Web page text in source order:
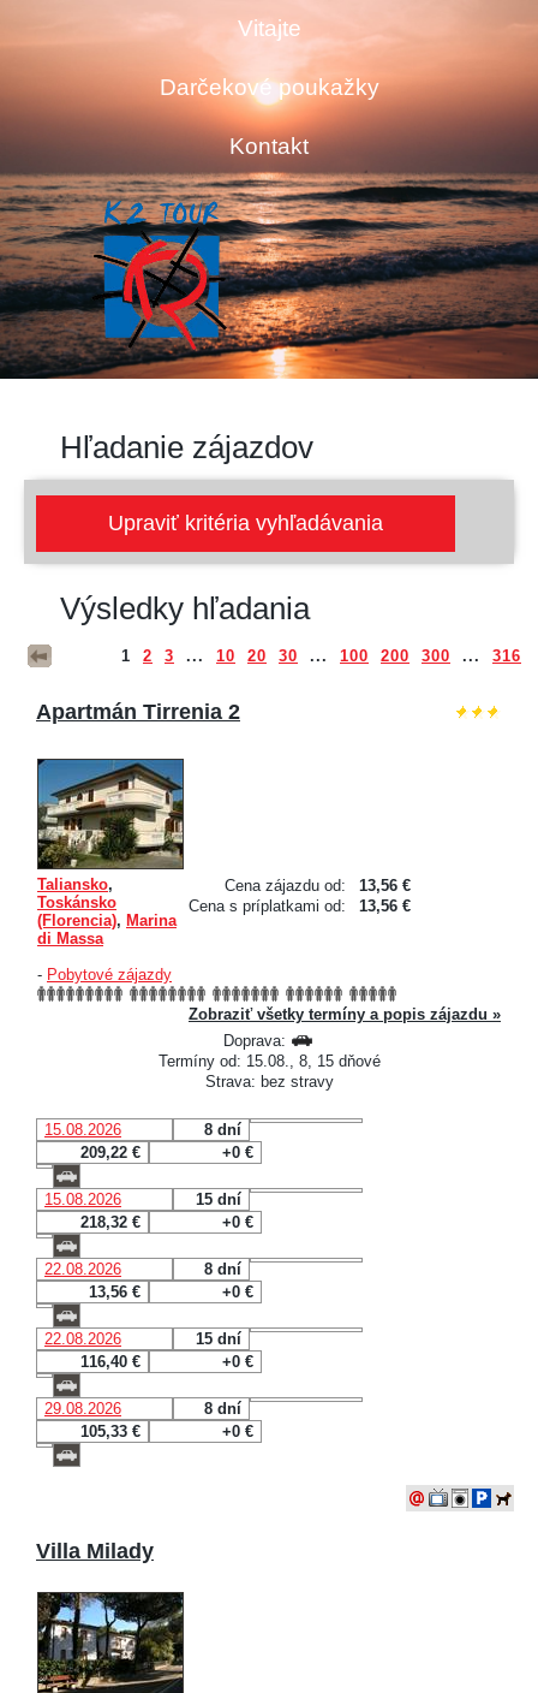
Vitajte
Darčekové poukažky
Kontakt
Hľadanie zájazdov
Výsledky hľadania
1 2 3 ... 10 20 30 ... 100 200 300 ... 316
Apartmán Tirrenia 2
Cena zájazdu od:
13,56 €
Cena s príplatkami od:
13,56 €
Taliansko,
Toskánsko
(Florencia), Marina
di Massa
- Pobytové zájazdy
Zobraziť všetky termíny a popis zájazdu »
Doprava:
Termíny od: 15.08., 8, 15 dňové
Strava: bez stravy
15.08.2026
8 dní
209,22 €
+0 €
15.08.2026
15 dní
218,32 €
+0 €
22.08.2026
8 dní
13,56 €
+0 €
22.08.2026
15 dní
116,40 €
+0 €
29.08.2026
8 dní
105,33 €
+0 €
Villa Milady